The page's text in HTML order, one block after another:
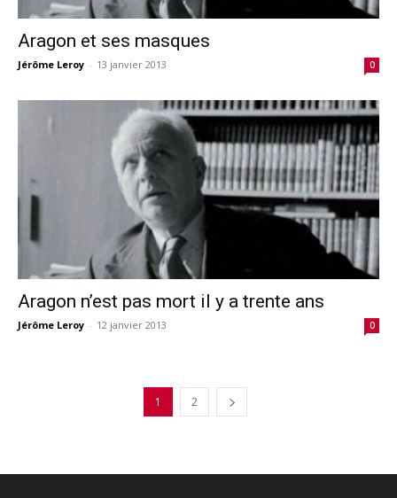
Aragon et ses masques
Jérôme Leroy - 13 janvier 2013 0
Aragon n’est pas mort il y a trente ans
Jérôme Leroy - 12 janvier 2013 0
1 2